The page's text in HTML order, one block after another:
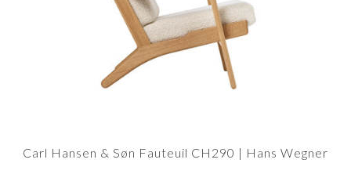
Carl Hansen & Søn Fauteuil CH290 | Hans Wegner